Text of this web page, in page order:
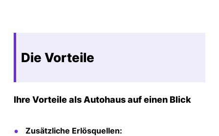
Die Vorteile
Ihre Vorteile als Autohaus auf einen Blick
Zusätzliche Erlösquellen: